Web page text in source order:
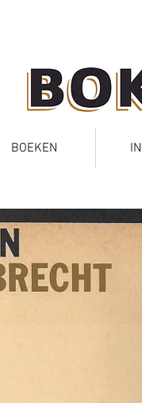
BOEKEN